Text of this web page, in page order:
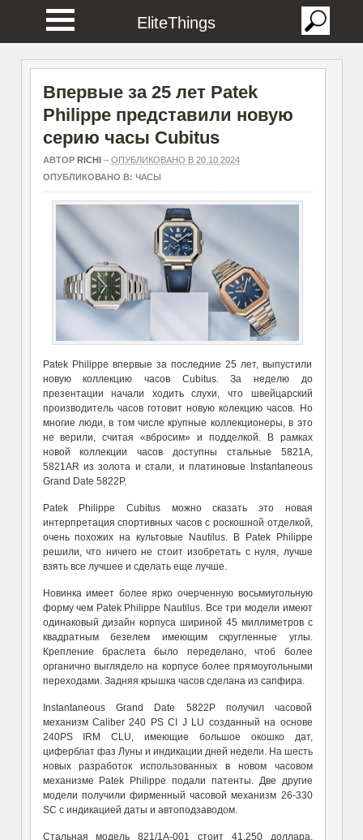
EliteThings
Впервые за 25 лет Patek
Philippe представили новую
серию часы Cubitus
АВТОР RICHI– ОПУБЛИКОВАНО В 20.10.2024
ОПУБЛИКОВАНО В: ЧАСЫ
Patek Philippe впервые за последние 25 лет, выпустили
новую коллекцию часов Cubitus. За неделю до
презентации начали ходить слухи, что швейцарский
производитель часов готовит новую колекцию часов. Но
многие люди, в том числе крупные коллекционеры, в это
не верили, считая «вбросим» и подделкой. В рамках
новой коллекции часов доступны стальные 5821A,
5821AR из золота и стали, и платиновые Instantaneous
Grand Date 5822P.
Patek Philippe Cubitus можно сказать это новая
интерпретация спортивных часов с роскошной отделкой,
очень похожих на культовые Nautilus. В Patek Philippe
решили, что ничего не стоит изобретать с нуля, лучше
взять все лучшее и сделать еще лучше.
Новинка имеет более ярко очерченную восьмиугольную
форму чем Patek Philippe Nautilus. Все три модели имеют
одинаковый дизайн корпуса шириной 45 миллиметров с
квадратным безелем имеющим скругленные углы.
Крепление браслета было переделано, чтоб более
органично выглядело на корпусе более прямоугольными
переходами. Задняя крышка часов сделана из сапфира.
Instantaneous Grand Date 5822P получил часовой
механизм Caliber 240 PS CI J LU созданный на основе
240PS IRM CLU, имеющие большое окошко дат,
циферблат фаз Луны и индикации дней недели. На шесть
новых разработок использованных в новом часовом
механизме Patek Philippe подали патенты. Две другие
модели получили фирменный часовой механизм 26-330
SC с индикацией даты и автоподзаводом.
Стальная модель 821/1A-001 стоит 41.250 доллара,